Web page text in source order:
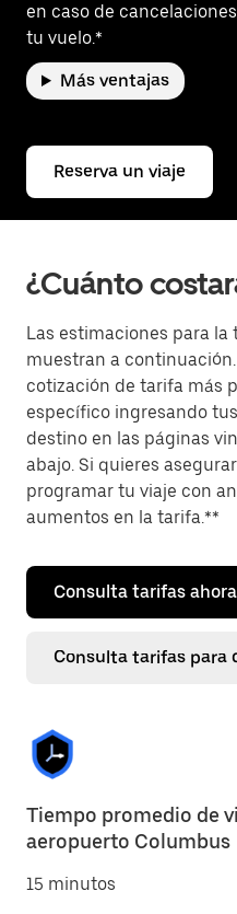
en caso de
tu vuelo.*
Más ventajas
Reserva un viaje
¿Cuánto
Las estimaciones para la
muestran a
cotización de tarifa más
específico ingresando
destino en las páginas
abajo. Si quieres
programar tu viaje con
aumentos en la tarifa.**
Consulta tarifas ahora
Consulta tarifas para
Tiempo promedio de
aeropuerto Columbus
15 minutos